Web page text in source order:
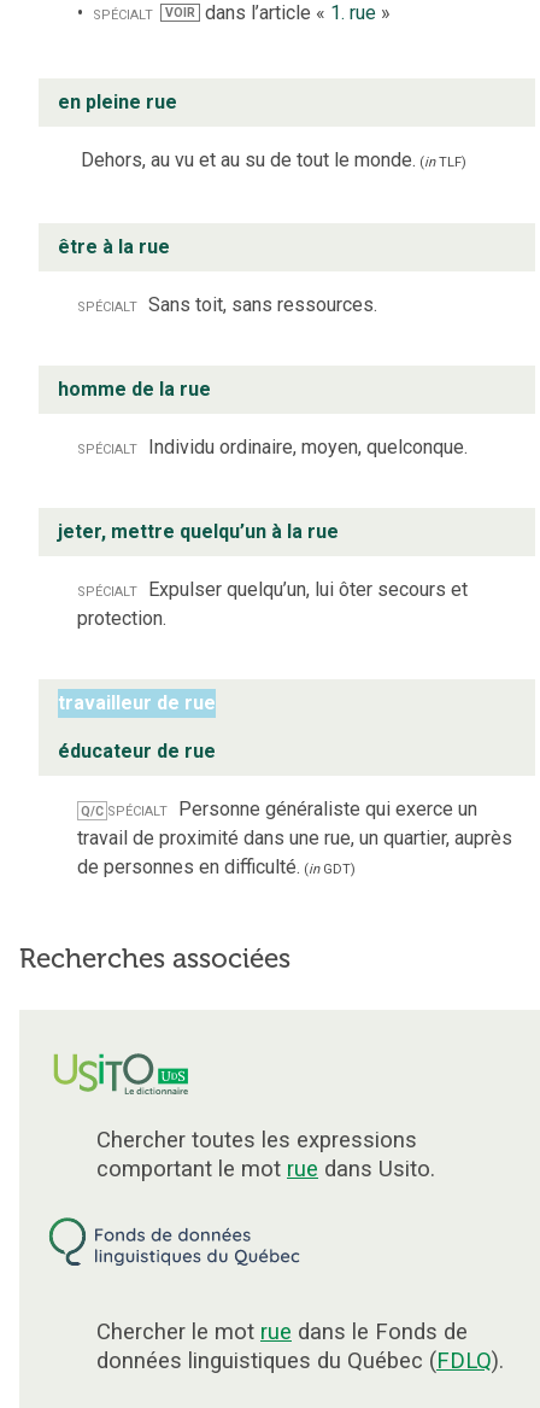
spécialt VOIR dans l’article « 1. rue»
en pleine rue
Dehors, au vu et au su de tout le monde. (inTLF)
être à la rue
spécialt Sans toit, sans ressources.
homme de la rue
spécialt Individu ordinaire, moyen, quelconque.
jeter, mettre quelqu’un à la rue
spécialt Expulser quelqu’un, lui ôter secours et
protection.
travailleur de rue
éducateur de rue
Q/C spécialt Personne généraliste qui exerce un
travail de proximité dans une rue, un quartier, auprès
de personnes en difficulté. (inGDT)
Recherches associées
Chercher toutes les expressions
comportant le mot rue dans Usito.
Chercher le mot rue dans le Fonds de
données linguistiques du Québec (FDLQ).